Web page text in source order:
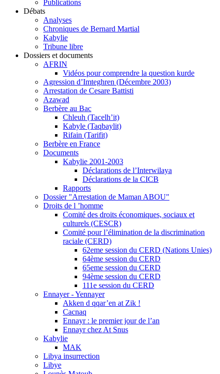
Publications
Débats
Analyses
Chroniques de Bernard Martial
Kabylie
Tribune libre
Dossiers et documents
AFRIN
Vidéos pour comprendre la question kurde
Agression d’Imteghren (Décembre 2003)
Arrestation de Cesare Battisti
Azawad
Berbère au Bac
Chleuh (Tacelh’it)
Kabyle (Taqbaylit)
Rifain (Tarifit)
Berbère en France
Documents
Kabylie 2001-2003
Déclarations de l’Interwilaya
Déclarations de la CICB
Rapports
Dossier "Arrestation de Maman ABOU"
Droits de l ’homme
Comité des droits économiques, sociaux et
culturels (CESCR)
Comité pour l’élimination de la discrimination
raciale (CERD)
62eme session du CERD (Nations Unies)
64ème session du CERD
65eme session du CERD
94ème session du CERD
111e session du CERD
Ennayer - Yennayer
Akken d qqar’en at Zik !
Cacnaq
Ennayr : le premier jour de l’an
Ennayr chez At Snus
Kabylie
MAK
Libya insurrection
Libye